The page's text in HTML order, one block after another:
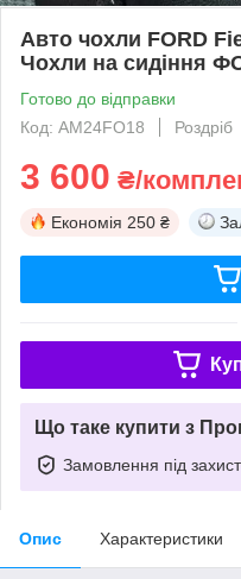
Авто чохли FORD
Чохли на сидіння
Готово до відправки
Код: AM24FO18
Роздріб
3 600 ₴/
Економія 250 ₴
Що таке купити з
Замовлення під
Опис Характеристики